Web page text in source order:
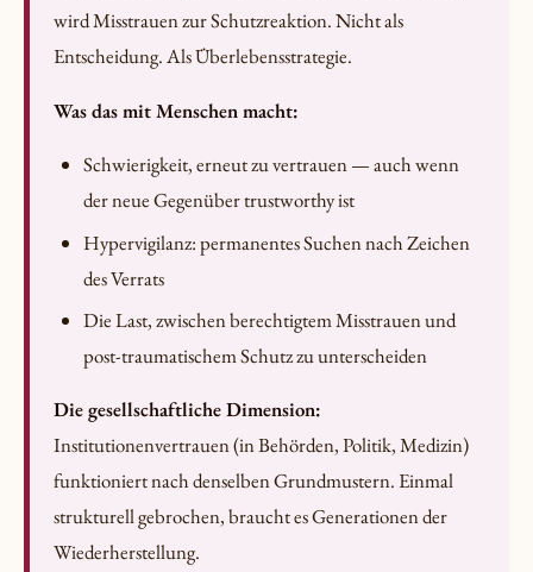
wird Misstrauen zur Schutzreaktion. Nicht als
Entscheidung. Als Überlebensstrategie.
Was das mit Menschen macht:
Schwierigkeit, erneut zu vertrauen — auch wenn
der neue Gegenüber trustworthy ist
Hypervigilanz: permanentes Suchen nach Zeichen
des Verrats
Die Last, zwischen berechtigtem Misstrauen und
post-traumatischem Schutz zu unterscheiden
Die gesellschaftliche Dimension:
Institutionenvertrauen (in Behörden, Politik, Medizin)
funktioniert nach denselben Grundmustern. Einmal
strukturell gebrochen, braucht es Generationen der
Wiederherstellung.